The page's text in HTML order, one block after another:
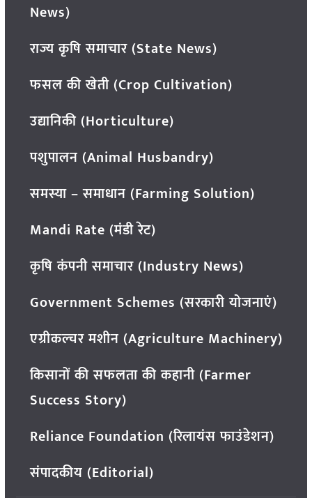
News)
राज्य कृषि समाचार (State News)
फसल की खेती (Crop Cultivation)
उद्यानिकी (Horticulture)
पशुपालन (Animal Husbandry)
समस्या – समाधान (Farming Solution)
Mandi Rate (मंडी रेट)
कृषि कंपनी समाचार (Industry News)
Government Schemes (सरकारी योजनाएं)
एग्रीकल्चर मशीन (Agriculture Machinery)
किसानों की सफलता की कहानी (Farmer
Success Story)
Reliance Foundation (रिलायंस फाउंडेशन)
संपादकीय (Editorial)